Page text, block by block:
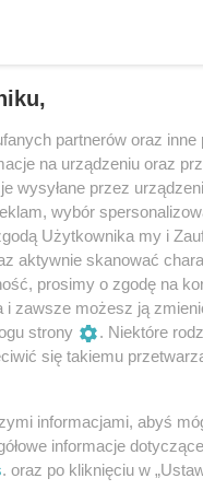
jest mandat? Otóż
na który może sobie
Drogowego (GITD)
bywa nawet
prędkość o 11 km/h
km/h, ale o 11 km/h.
kierowcy wędrują 2
partnerów oraz
na urządzeniu oraz
wysyłane przez
wybór
Użytkownika my i
aktywnie skanować
prosimy o zgodę na
i zawsze możesz ją
strony
. Niektóre
się takiemu
informacjami, abyś
informacje
. oraz po kliknięciu w